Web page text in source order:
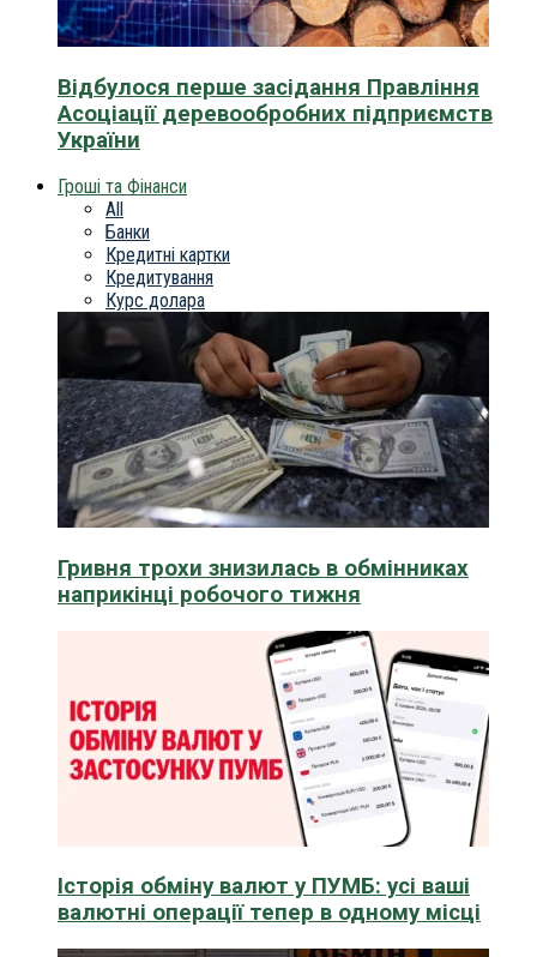
Відбулося перше засідання Правління
Асоціації деревообробних підприємств
України
Гроші та Фінанси
All
Банки
Кредитні картки
Кредитування
Курс долара
Гривня трохи знизилась в обмінниках
наприкінці робочого тижня
Історія обміну валют у ПУМБ: усі ваші
валютні операції тепер в одному місці